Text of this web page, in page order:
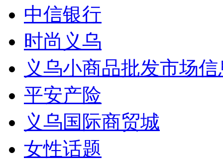
中信银行
时尚义乌
义乌小商品批发市场
平安产险
义乌国际商贸城
女性话题